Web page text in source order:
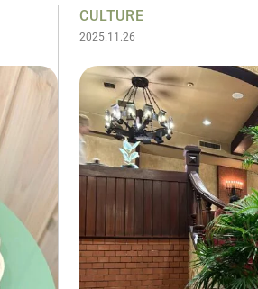
CULTURE
2025.11.26